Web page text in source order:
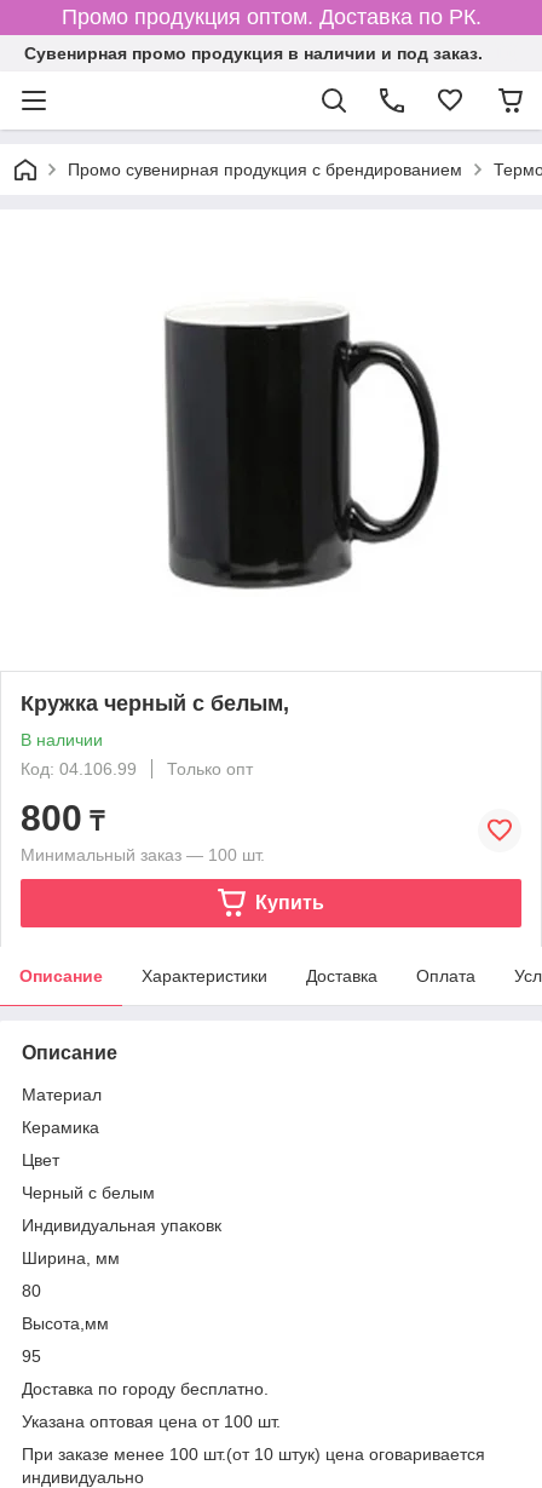
Промо продукция оптом. Доставка по РК.
Cувенирная промо продукция в наличии и под заказ.
Промо сувенирная продукция с брендированием
Кружка черный с белым,
В наличии
Код: 04.106.99
Только опт
800 ₸
Минимальный заказ — 100 шт.
Купить
Описание Характеристики Доставка Оплата
Описание
Материал
Керамика
Цвет
Черный с белым
Индивидуальная упаковк
Ширина, мм
80
Высота,мм
95
Доставка по городу бесплатно.
Указана оптовая цена от 100 шт.
При заказе менее 100 шт.(от 10 штук) цена оговаривается
индивидуально